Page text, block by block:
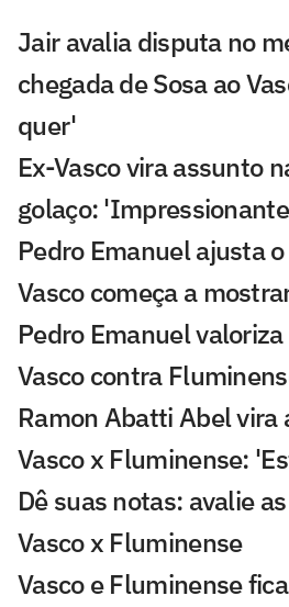
Jair avalia disputa no
chegada de Sosa ao
quer'
Ex-Vasco vira assunto
golaço:
Pedro Emanuel ajusta
Vasco começa a
Pedro Emanuel
Vasco contra
Ramon Abatti Abel vira
Vasco x Fluminense:
Dê suas notas: avalie
Vasco x Fluminense
Vasco e Fluminense